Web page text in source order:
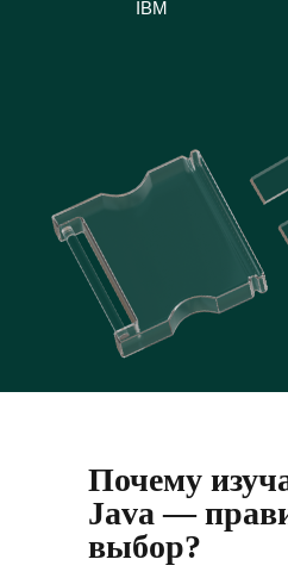
IBM
Почему
Java —
выбор?